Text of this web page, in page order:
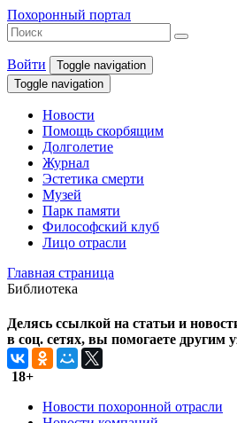
Похоронный портал
Войти
Toggle navigation
Toggle navigation
Новости
Помощь скорбящим
Долголетие
Журнал
Эстетика смерти
Музей
Парк памяти
Философский клуб
Лицо отрасли
Главная страница
Библиотека
Делясь ссылкой на статьи и
в соц. сетях, вы помогаете другим
18+
Новости похоронной отрасли